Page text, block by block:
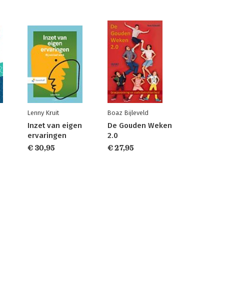
Lenny Kruit
Inzet van eigen
ervaringen
€ 30,95
Boaz Bijleveld
De Gouden Weken
2.0
€ 27,95